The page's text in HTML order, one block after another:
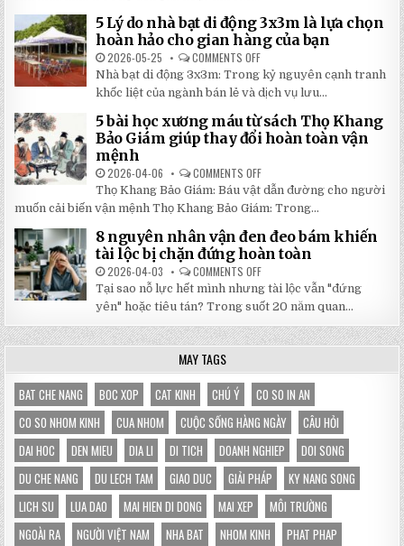
RẺ
TẠI
NHẬT
ĐÔNG
100
TRANG
MỚI
2026:
GIẢM
GIÁ
SỐ
TẬN
GỐC
TẠI
NHẬT
5 Lý do nhà bạt di động 3x3m là lựa chọn
hoàn hảo cho gian hàng của bạn
2026-05-25 COMMENTS OFF
5
LÝ
DO
NHÀ
BẠT
DI
ĐỘNG
3X3M
LỰA
HOÀN
HẢO
CHO
HÀNG
CỦA
BẠN
Nhà bạt di động 3x3m: Trong kỷ nguyên cạnh tranh
khốc liệt của ngành bán lẻ và dịch vụ lưu...
5 bài học xương máu từ sách Thọ Khang
Bảo Giám giúp thay đổi hoàn toàn vận
mệnh
2026-04-06 COMMENTS OFF
5
BÀI
HỌC
XƯƠNG
MÁU
TỪ
SÁCH
THỌ
BẢO
GIÁM
GIÚP
THAY
ĐỔI
HOÀN
TOÀN
Thọ Khang Bảo Giám: Báu vật dẫn đường cho người
muốn cải biến vận mệnh Thọ Khang Bảo Giám: Trong...
8 nguyên nhân vận đen đeo bám khiến
tài lộc bị chặn đứng hoàn toàn
2026-04-03 COMMENTS OFF
NGUYÊN
NHÂN
VẬN
ĐEN
ĐEO
BÁM
LỘC
BỊ
CHẶN
ĐỨNG
HOÀN
TOÀN
Tại sao nỗ lực hết mình nhưng tài lộc vẫn "đứng
yên" hoặc tiêu tán? Trong suốt 20 năm quan...
MAY TAGS
BAT CHE NANG BOC XOP CAT KINH CHÚ Ý
CO SO IN AN
CO SO NHOM KINH
CUA NHOM CUỘC SỐNG HÀNG NGÀY
CÂU HỎI
DAI HOC
DEN MIEU DIA LI DI TICH DOANH NGHIEP
DOI SONG
DU CHE NANG
DU LECH TAM GIAO DUC GIẢI PHÁP
KY NANG SONG
LICH SU
LUA DAO MAI HIEN DI DONG MAI XEP
MÔI TRƯỜNG
NGOÀI RA
NGƯỜI VIỆT NAM NHA BAT NHOM KINH
PHAT PHAP